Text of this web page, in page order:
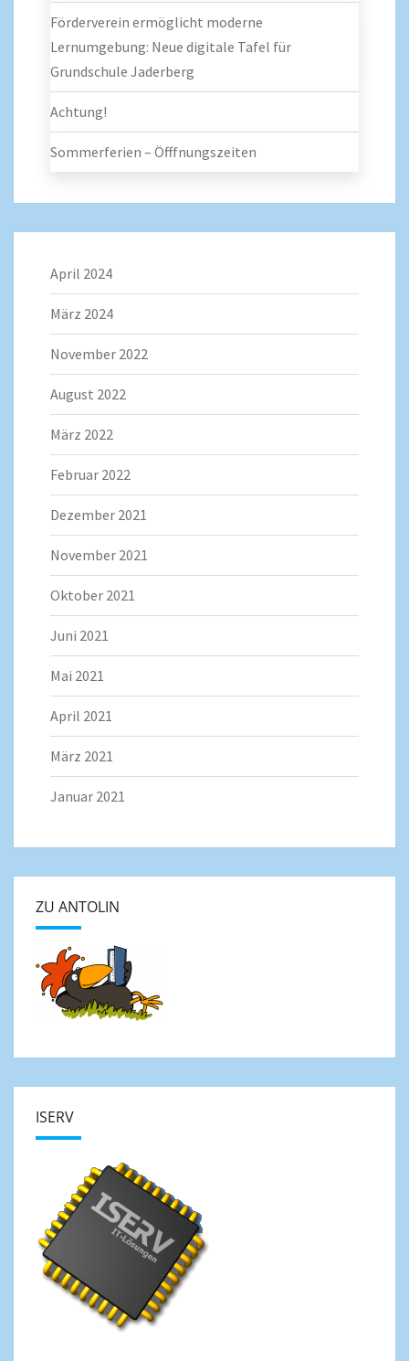
Förderverein ermöglicht moderne
Lernumgebung: Neue digitale Tafel für
Grundschule Jaderberg
Achtung!
Sommerferien – Öfffnungszeiten
April 2024
März 2024
November 2022
August 2022
März 2022
Februar 2022
Dezember 2021
November 2021
Oktober 2021
Juni 2021
Mai 2021
April 2021
März 2021
Januar 2021
ZU ANTOLIN
ISERV